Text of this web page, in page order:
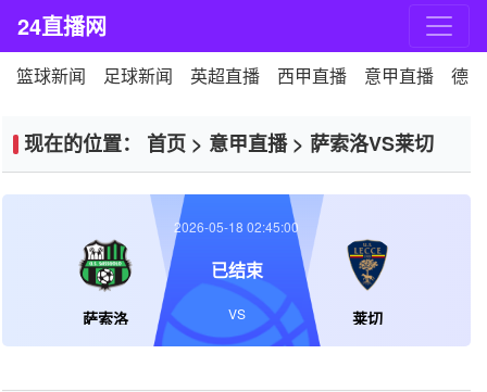
24直播网
篮球新闻 足球新闻 英超直播 西甲直播 意甲直播 德
现在的位置： 首页 > 意甲直播> 萨索洛VS莱切
萨索洛 莱切
2026-05-18 02:45:00
已结束
VS